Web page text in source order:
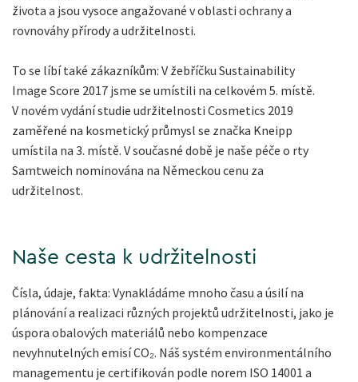
života a jsou vysoce angažované v oblasti ochrany a
rovnováhy přírody a udržitelnosti.
To se líbí také zákazníkům: V žebříčku Sustainability
Image Score 2017 jsme se umístili na celkovém 5. místě.
V novém vydání studie udržitelnosti Cosmetics 2019
zaměřené na kosmetický průmysl se značka Kneipp
umístila na 3. místě. V současné době je naše péče o rty
Samtweich nominována na Německou cenu za
udržitelnost.
Naše cesta k udržitelnosti
Čísla, údaje, fakta: Vynakládáme mnoho času a úsilí na
plánování a realizaci různých projektů udržitelnosti, jako je
úspora obalových materiálů nebo kompenzace
nevyhnutelných emisí CO₂. Náš systém environmentálního
managementu je certifikován podle norem ISO 14001 a